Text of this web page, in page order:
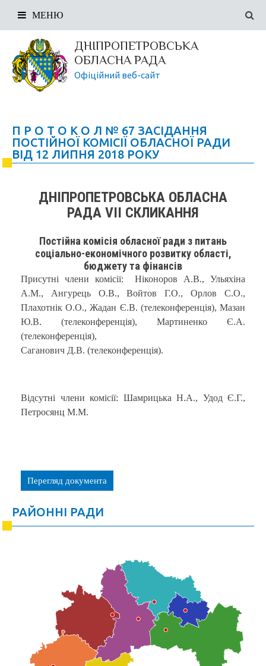
ДНІПРОПЕТРОВСЬКА
ОБЛАСНА РАДА
Офіційний веб-сайт
МЕНЮ
П Р О Т О К О Л № 67 ЗАСІДАННЯ
ПОСТІЙНОЇ КОМІСІЇ ОБЛАСНОЇ РАДИ
ВІД 12 ЛИПНЯ 2018 РОКУ
ДНІПРОПЕТРОВСЬКА ОБЛАСНА
РАДА VIІ СКЛИКАННЯ
Постійна комісія обласної ради з питань
соціально-економічного розвитку області,
бюджету та фінансів
Присутні члени комісії: Ніконоров А.В., Ульяхіна
А.М., Ангурець О.В., Войтов Г.О., Орлов С.О.,
Плахотнік О.О., Жадан Є.В. (телеконференція), Мазан
Ю.В. (телеконференція), Мартиненко Є.А.
(телеконференція),
Саганович Д.В. (телеконференція).
Відсутні члени комісії: Шамрицька Н.А., Удод Є.Г.,
Петросянц М.М.
Перегляд документа
РАЙОННІ РАДИ